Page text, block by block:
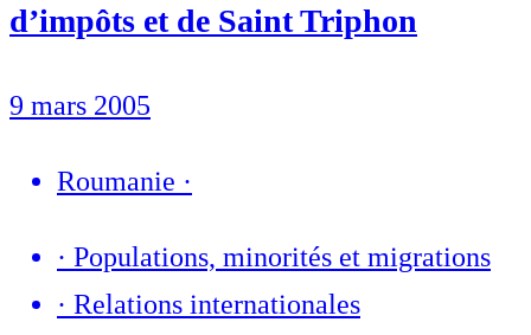
d’impôts et de Saint Triphon
9 mars 2005
Roumanie ·
· Populations, minorités et migrations
· Relations internationales